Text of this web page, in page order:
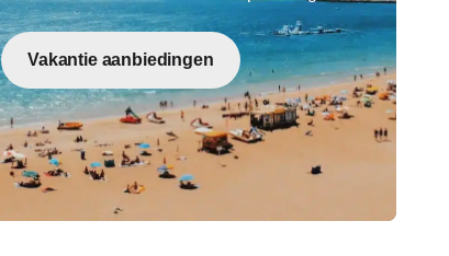
Vakantie aanbiedingen